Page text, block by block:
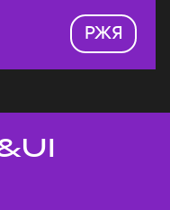
РЖЯ